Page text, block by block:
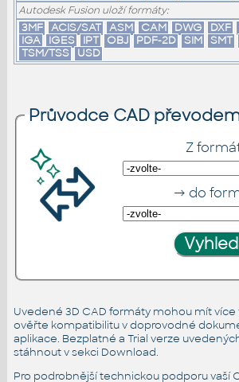
Autodesk Fusion uloží formáty:
3MF ACIS/SAT ASM CAM DWG DXF
IGA
IGES IPT OBJ PDF-2D SIM SMT
TSM/TSS
USD
Průvodce CAD
Z
→ do
Uvedené 3D CAD formáty mohou mít více
ověřte kompatibilitu v doprovodné
aplikace. Bezplatné a Trial verze
stáhnout v sekci Download.
Pro podrobnější technickou podporu vaší